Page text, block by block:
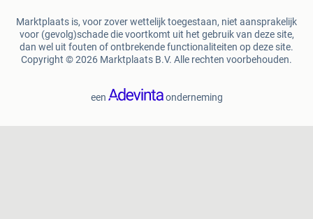
Marktplaats is, voor zover wettelijk toegestaan, niet aansprakelijk
voor (gevolg)schade die voortkomt uit het gebruik van deze site,
dan wel uit fouten of ontbrekende functionaliteiten op deze site.
Copyright © 2026 Marktplaats B.V. Alle rechten voorbehouden.
een onderneming